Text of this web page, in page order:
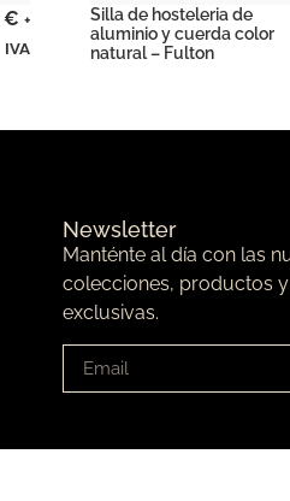
€ +
IVA
Silla de hosteleria de
aluminio y cuerda color
natural – Fulton
Newsletter
Manténte al día con las
colecciones, productos
exclusivas.